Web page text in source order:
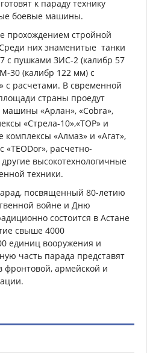
к параду технику
боевые машины.
прохождением стройной
них знаменитые танки
с пушками ЗИС-2 (калибр 57
30 (калибр 122 мм) с
с расчетами. В свременной
страны проедут
«Арлан», «Cobra»,
«Стрела-10»,«ТОР» и
«Алмаз» и «Агат»,
«TEODor», расчетно-
высокотехнологичные
техники.
посвященный 80-летию
войне и Дню
состоится в Астане
свыше 4000
единиц вооружения и
часть парада представят
фронтовой, армейской и